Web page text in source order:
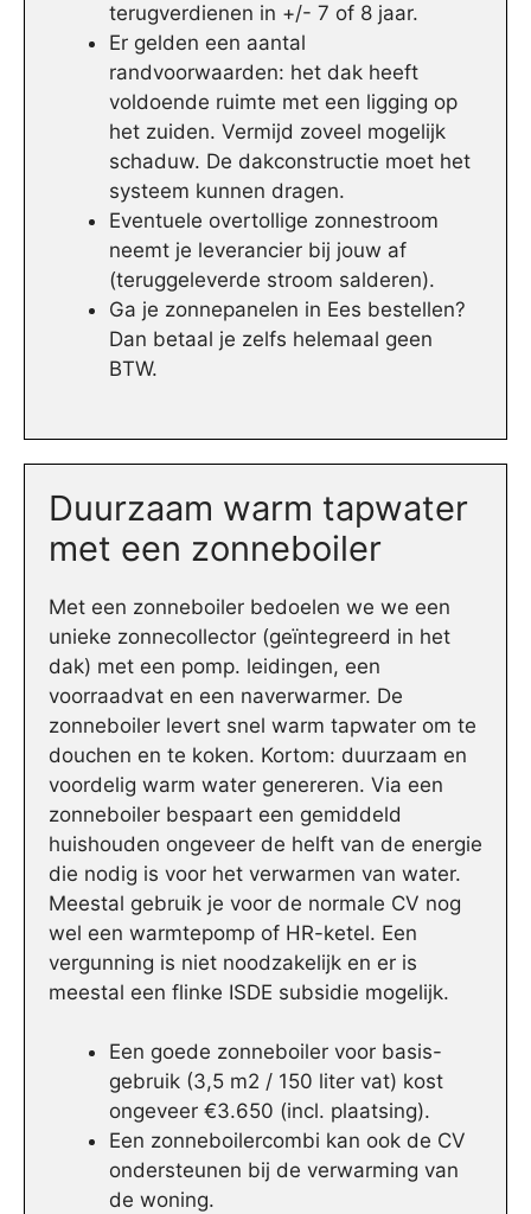
terugverdienen in +/- 7 of 8 jaar.
Er gelden een aantal
randvoorwaarden: het dak heeft
voldoende ruimte met een ligging op
het zuiden. Vermijd zoveel mogelijk
schaduw. De dakconstructie moet het
systeem kunnen dragen.
Eventuele overtollige zonnestroom
neemt je leverancier bij jouw af
(teruggeleverde stroom salderen).
Ga je zonnepanelen in Ees bestellen?
Dan betaal je zelfs helemaal geen
BTW.
Duurzaam warm tapwater
met een zonneboiler
Met een zonneboiler bedoelen we we een
unieke zonnecollector (geïntegreerd in het
dak) met een pomp. leidingen, een
voorraadvat en een naverwarmer. De
zonneboiler levert snel warm tapwater om te
douchen en te koken. Kortom: duurzaam en
voordelig warm water genereren. Via een
zonneboiler bespaart een gemiddeld
huishouden ongeveer de helft van de energie
die nodig is voor het verwarmen van water.
Meestal gebruik je voor de normale CV nog
wel een warmtepomp of HR-ketel. Een
vergunning is niet noodzakelijk en er is
meestal een flinke ISDE subsidie mogelijk.
Een goede zonneboiler voor basis-
gebruik (3,5 m2 / 150 liter vat) kost
ongeveer €3.650 (incl. plaatsing).
Een zonneboilercombi kan ook de CV
ondersteunen bij de verwarming van
de woning.